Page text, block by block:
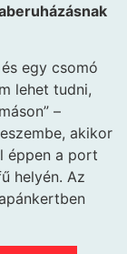
egy csomó
lehet tudni,
–
akikor
éppen a port
helyén. Az